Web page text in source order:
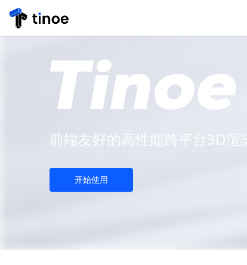
前端友好的高性能跨平台3D渲
开始使用